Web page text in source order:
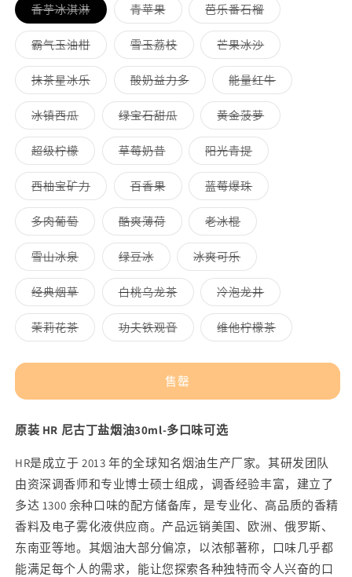
装
HR
尼
古
丁
盐
烟
油
30ml-
多
口
味
可
选
的
数
量
装
HR
尼
丁
盐
烟
油
30ml-
多
口
味
可
选
的
数
量
香芋冰淇淋多
属
性
已
罄
不
可
用
青苹果多
属
性
已
售
罄
或
不
可
用
芭乐番石榴多
属
性
已
罄
或
不
可
用
霸气玉油柑多
属
性
已
罄
或
不
用
雪玉荔枝多
属
性
已
售
罄
不
可
用
芒果冰沙多
属
性
已
售
罄
不
可
用
抹茶星冰乐多
属
已
售
或
不
用
酸奶益力多多
属
已
售
罄
或
不
可
用
能量红牛多
属
已
售
冰镇西瓜多
属
性
已
罄
或
不
可
用
绿宝石甜瓜多
属
已
售
或
不
用
黄金菠萝多
属
已
售
或
不
超级柠檬多
属
性
已
售
罄
不
可
用
草莓奶昔多
属
性
已
售
罄
或
不
可
用
阳光青提多
属
性
已
罄
或
不
用
西柚宝矿力多
属
已
售
或
不
用
百香果多
属
性
已
罄
或
不
用
蓝莓爆珠多
属
已
售
或
不
用
多肉葡萄多
属
性
已
罄
不
可
用
酷爽薄荷多
属
已
售
罄
或
不
可
用
老冰棍多
属
性
已
罄
或
不
可
用
雪山冰泉多
属
性
已
罄
不
可
绿豆冰多
属
性
已
售
罄
或
不
可
冰爽可乐多
属
性
已
售
罄
或
不
可
经典烟草多
属
性
已
罄
白桃乌龙茶多
属
性
已
罄
可
用
冷泡龙井多
属
性
已
售
罄
茉莉花茶多
属
已
不
用
功夫铁观音多
属
已
罄
不
用
维他柠檬茶多
属
已
不
售罄
原装 HR 尼古丁盐烟油30ml-多口味可选
HR是成立于 2013 年的全球知名烟油生产厂家。其研发团队
由资深调香师和专业博士硕士组成，调香经验丰富，建立了
多达 1300 余种口味的配方储备库，是专业化、高品质的香精
香料及电子雾化液供应商。产品远销美国、欧洲、俄罗斯、
东南亚等地。其烟油大部分偏凉，以浓郁著称，口味几乎都
能满足每个人的需求，能让您探索各种独特而令人兴奋的口